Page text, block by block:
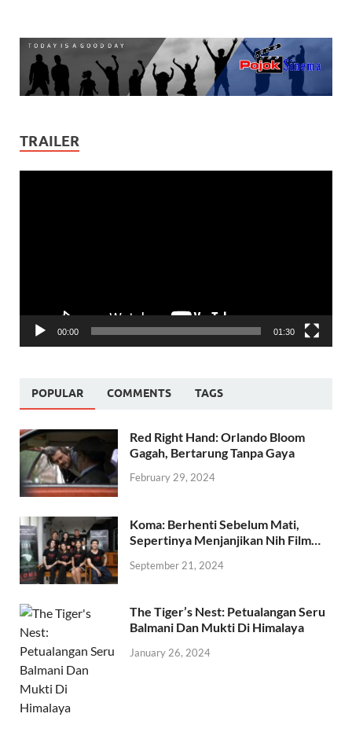
TRAILER
00:00 01:30
POPULAR COMMENTS TAGS
Red Right Hand: Orlando Bloom
Gagah, Bertarung Tanpa Gaya
February 29, 2024
Koma: Berhenti Sebelum Mati,
Sepertinya Menjanjikan Nih Film…
September 21, 2024
The Tiger’s Nest: Petualangan Seru
Balmani Dan Mukti Di Himalaya
January 26, 2024